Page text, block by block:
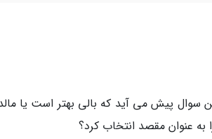
سوال پیش می آید که بالی بهتر است یا
به عنوان مقصد انتخاب کرد؟